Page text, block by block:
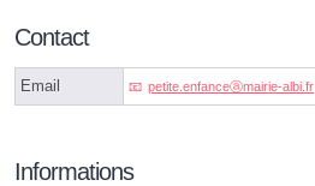
Contact
Email petite.enfanceⓐmairie-albi.fr
Informations